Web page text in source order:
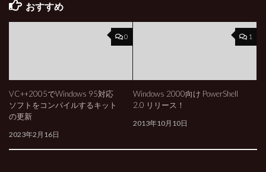
おすすめ
0
VC++2005でWindows 95対応
ソフトをコンパイルするキット
の更新
2023年2月16日
1
Windows 2000向け PowerShell
2.0 リリース！
2013年10月10日